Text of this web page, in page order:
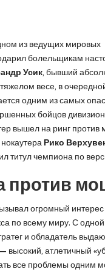
из ведущих мировых
болельщикам
Усик, бывший
весе, в
одним из самых
бойцов
вышел на ринг против
Рико
титул чемпиона по
против
огромный интерес
по всему миру. С
и обладатель
высокий, атлетичный
все проблемы одним